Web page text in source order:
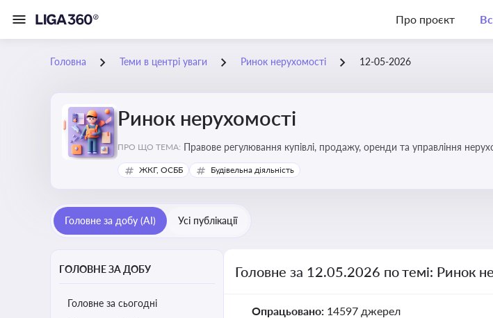
Про проєкт
Головна Теми в центрі уваги Ринок нерухомості 12-05-2026
Ринок нерухомості
ПРО ЩО ТЕМА: Правове регулювання купівлі, продажу, оренди та управління
об’єктів майна
ЖКГ, ОСББ Будівельна діяльність
Головне за добу (AI) Усі публікації
ГОЛОВНЕ ЗА ДОБУ
Головне за сьогодні
Головне за 12.05.2026 по темі: Ринок
Опрацьовано: 14597 джерел